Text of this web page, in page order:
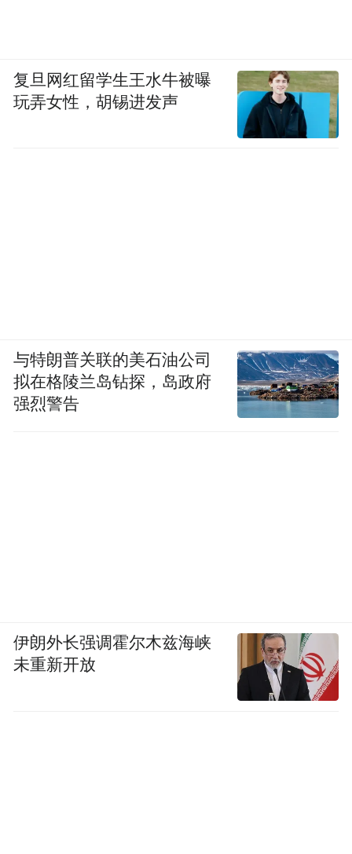
复旦网红留学生王水牛被曝
玩弄女性，胡锡进发声
与特朗普关联的美石油公司
拟在格陵兰岛钻探，岛政府
强烈警告
伊朗外长强调霍尔木兹海峡
未重新开放